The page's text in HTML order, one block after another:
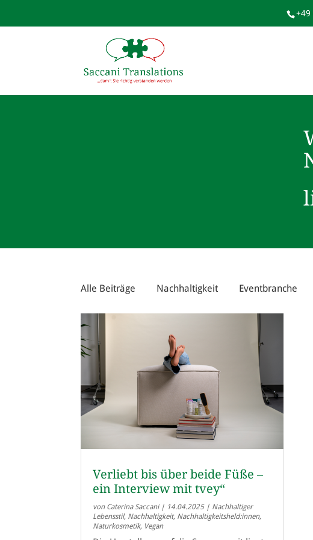
+49
Alle Beiträge Nachhaltigkeit Eventbranche
Verliebt bis über beide Füße –
ein Interview mit tvey“
von Caterina Saccani| 14.04.2025| Nachhaltiger
Lebensstil, Nachhaltigkeit, Nachhaltigkeitsheld:innen,
Naturkosmetik, Vegan